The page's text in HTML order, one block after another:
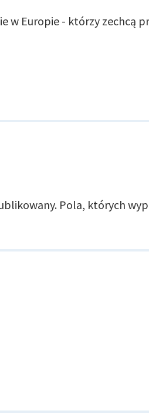
w Europie - którzy zechcą
Pola, których